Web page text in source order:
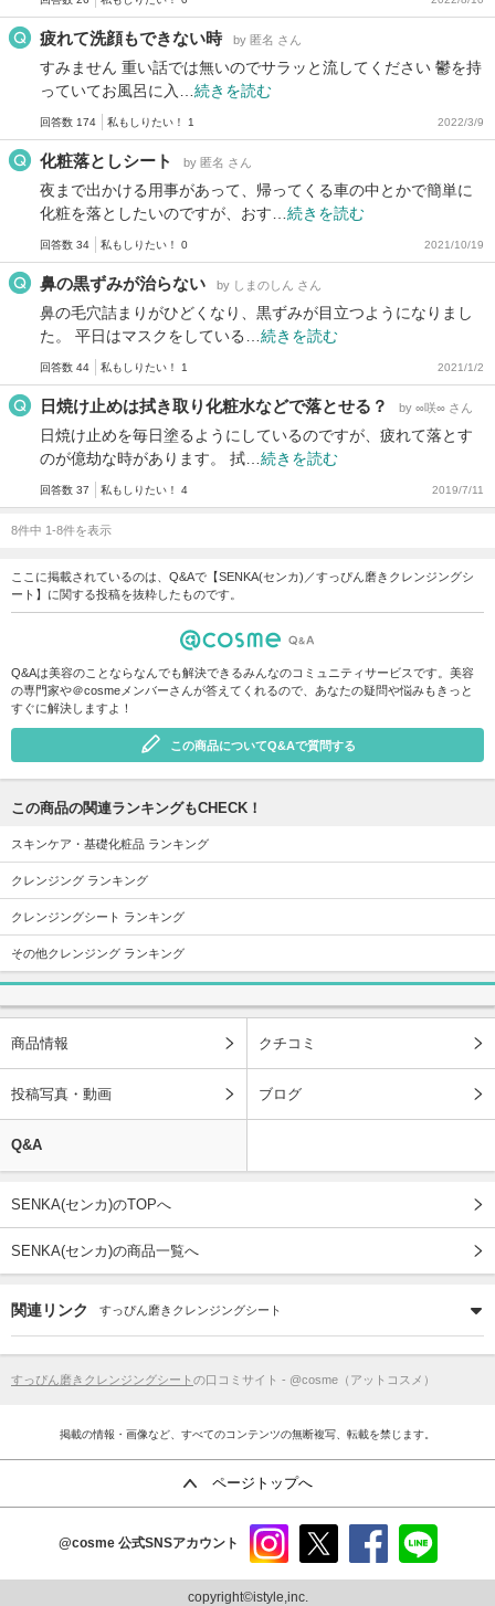
疲れて洗顔もできない時 by 匿名 さん
すみません 重い話では無いのでサラッと流してください 鬱を持
っていてお風呂に入… 続きを読む
回答数 174 私もしりたい！ 1 2022/3/9
化粧落としシート by 匿名 さん
夜まで出かける用事があって、帰ってくる車の中とかで簡単に
化粧を落としたいのですが、おす… 続きを読む
回答数 34 私もしりたい！ 0 2021/10/19
鼻の黒ずみが治らない by しまのしん さん
鼻の毛穴詰まりがひどくなり、黒ずみが目立つようになりまし
た。 平日はマスクをしている… 続きを読む
回答数 44 私もしりたい！ 1 2021/1/2
日焼け止めは拭き取り化粧水などで落とせる？ by ∞咲∞ さん
日焼け止めを毎日塗るようにしているのですが、疲れて落とす
のが億劫な時があります。 拭… 続きを読む
回答数 37 私もしりたい！ 4 2019/7/11
8件中 1-8件を表示
ここに掲載されているのは、Q&Aで【SENKA(センカ)／すっぴん磨きクレンジングシ
ート】に関する投稿を抜粋したものです。
Q&Aは美容のことならなんでも解決できるみんなのコミュニティサービスです。美容
の専門家や＠cosmeメンバーさんが答えてくれるので、あなたの疑問や悩みもきっと
すぐに解決しますよ！
この商品についてQ&Aで質問する
この商品の関連ランキングもCHECK！
スキンケア・基礎化粧品 ランキング
クレンジング ランキング
クレンジングシート ランキング
その他クレンジング ランキング
商品情報 クチコミ
投稿写真・動画 ブログ
Q&A
SENKA(センカ)のTOPへ
SENKA(センカ)の商品一覧へ
関連リンク すっぴん磨きクレンジングシート
すっぴん磨きクレンジングシート の口コミサイト - @cosme（アットコスメ）
掲載の情報・画像など、すべてのコンテンツの無断複写、転載を禁じます。
ページトップへ
@cosme 公式SNSアカウント
ram
copyright©istyle,inc.